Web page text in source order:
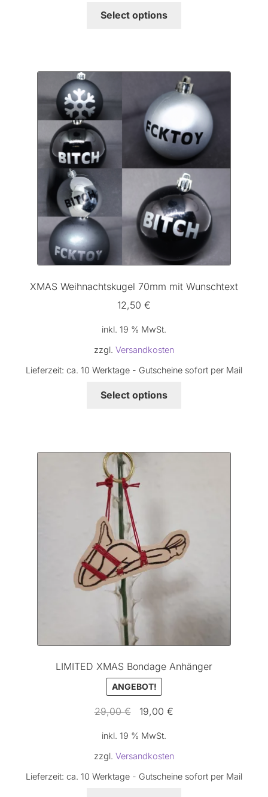
Select options
XMAS Weihnachtskugel 70mm mit Wunschtext
12,50 €
inkl. 19 % MwSt.
zzgl. Versandkosten
Lieferzeit: ca. 10 Werktage - Gutscheine sofort per Mail
Select options
LIMITED XMAS Bondage Anhänger
ANGEBOT!
29,00€
Ursprünglicher
war:
29,00 €
19,00€
19,00 €.
inkl. 19 % MwSt.
zzgl. Versandkosten
Lieferzeit: ca. 10 Werktage - Gutscheine sofort per Mail